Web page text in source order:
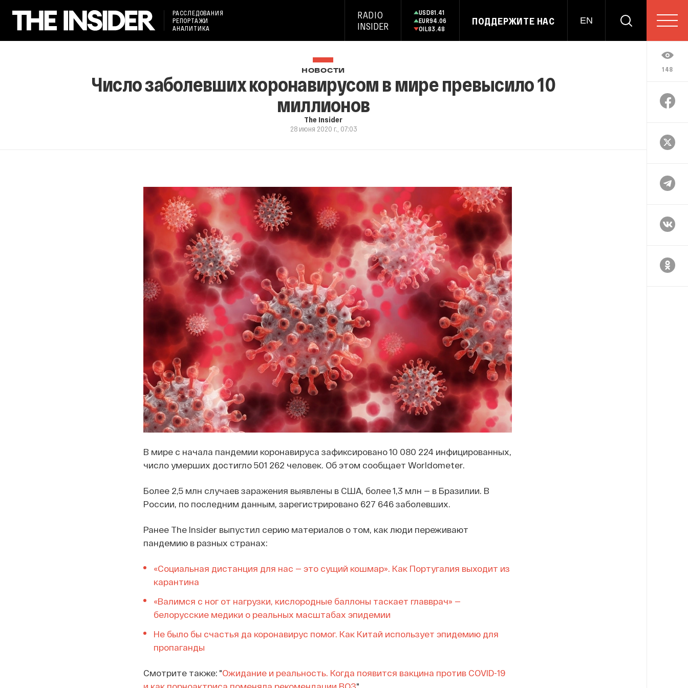
РАССЛЕДОВАНИЯ
РЕПОРТАЖИ
АНАЛИТИКА
RADIO
INSIDER
USD81.41
EUR94.06
OIL83.48
ПОДДЕРЖИТЕ НАС EN
148
НОВОСТИ
Число заболевших коронавирусом в мире превысило 10
миллионов
The Insider
28 июня 2020 г., 07:03
В мире с начала пандемии коронавируса зафиксировано 10 080 224 инфицированных,
число умерших достигло 501 262 человек. Об этом сообщает Worldometer.
Более 2,5 млн случаев заражения выявлены в США, более 1,3 млн — в Бразилии. В
России, по последним данным, зарегистрировано 627 646 заболевших.
Ранее The Insider выпустил серию материалов о том, как люди переживают
пандемию в разных странах:
«Социальная дистанция для нас — это сущий кошмар». Как Португалия выходит из
карантина
«Валимся с ног от нагрузки, кислородные баллоны таскает главврач» —
белорусские медики о реальных масштабах эпидемии
Не было бы счастья да коронавирус помог. Как Китай использует эпидемию для
пропаганды
Смотрите также: "Ожидание и реальность. Когда появится вакцина против COVID-19
и как порноактриса поменяла рекомендации ВОЗ".